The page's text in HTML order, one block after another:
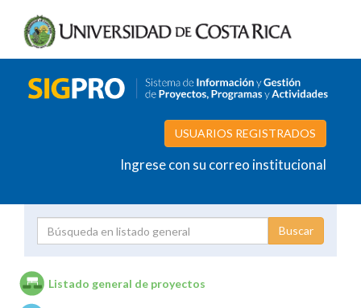
USUARIOS REGISTRADOS
Ingrese con su correo institucional
Listado general de proyectos